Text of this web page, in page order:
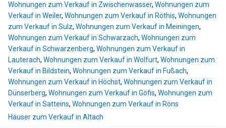
Wohnungen zum Verkauf in Zwischenwasser, Wohnungen zum
Verkauf in Weiler, Wohnungen zum Verkauf in Röthis, Wohnungen
zum Verkauf in Sulz, Wohnungen zum Verkauf in Meiningen,
Wohnungen zum Verkauf in Schwarzach, Wohnungen zum
Verkauf in Schwarzenberg, Wohnungen zum Verkauf in
Lauterach, Wohnungen zum Verkauf in Wolfurt, Wohnungen zum
Verkauf in Bildstein, Wohnungen zum Verkauf in Fußach,
Wohnungen zum Verkauf in Höchst, Wohnungen zum Verkauf in
Dünserberg, Wohnungen zum Verkauf in Göfis, Wohnungen zum
Verkauf in Satteins, Wohnungen zum Verkauf in Röns
Häuser zum Verkauf in Altach